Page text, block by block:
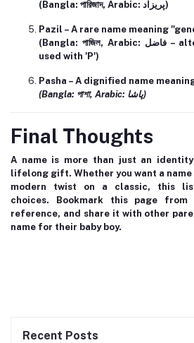
(Bangla: পারিজাদ, Arabic: پریزاد)
Pazil – A rare name meaning
(Bangla: পাজিল, Arabic: فاضل – alternate Persian spelling
used with 'P')
Pasha – A dignified name
(Bangla: পাশা, Arabic: پاشا)
Final Thoughts
A name is more than just an
lifelong gift. Whether you want a
modern twist on a classic, this
choices. Bookmark this page
reference, and share it with other
name for their baby boy.
Recent Posts